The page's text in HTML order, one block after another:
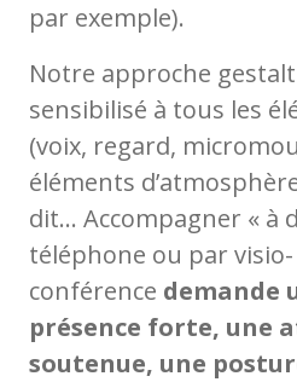
par exemple).
Notre approche
sensibilisé à tous les
(voix, regard,
éléments
dit… Accompagner « à
téléphone ou par visio-
conférence demande
présence forte, une
soutenue, une